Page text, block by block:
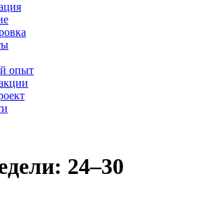
опыт
24–30